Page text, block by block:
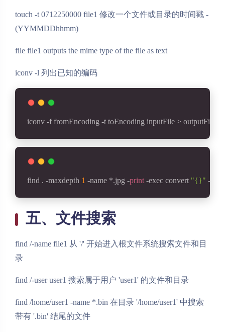
touch -t 0712250000 file1 修改一个文件或目录的时间戳 -
(YYMMDDhhmm)
file file1 outputs the mime type of the file as text
iconv -l 列出已知的编码
iconv -f fromEncoding -t toEncoding inputFile > outputFile
find . -maxdepth 1 -name *.jpg -print -exec convert "{}" -
五、文件搜索
find /-name file1 从 '/' 开始进入根文件系统搜索文件和目
录
find /-user user1 搜索属于用户 'user1' 的文件和目录
find /home/user1 -name *.bin 在目录 '/home/user1' 中搜索
带有 '.bin' 结尾的文件